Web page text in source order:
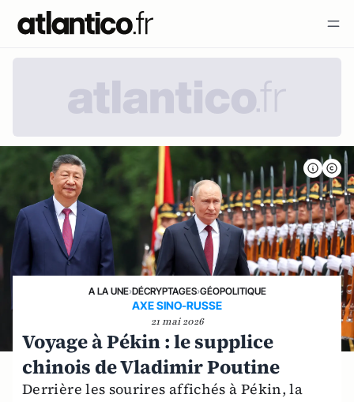
A LA UNE›DÉCRYPTAGES›GÉOPOLITIQUE
AXE SINO-RUSSE
21 mai 2026
Voyage à Pékin : le supplice
chinois de Vladimir Poutine
Derrière les sourires affichés à Pékin, la